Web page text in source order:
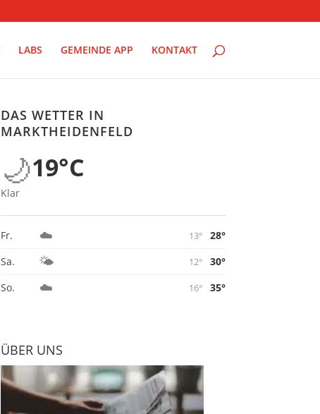
LABS GEMEINDE APP KONTAKT
DAS WETTER IN
MARKTHEIDENFELD
🌙19°C
Klar
Fr. ☁️ 13°
28°
Sa.
🌤️ 12°
30°
So.
☁️ 16° 35°
ÜBER UNS